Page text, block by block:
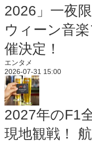
2026」一夜
ウィーン音
催決定！
エンタメ
2026-07-31 15:00
2027年のF1
現地観戦！